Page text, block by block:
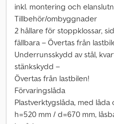
inkl. montering och
Tillbehör/ombyggnader
2 hållare för stoppklossar,
fällbara – Övertas från
Underrunsskydd av stål,
stänkskydd –
Övertas från lastbilen!
Förvaringslåda
Plastverktygslåda, med
h=520 mm / d=670 mm,